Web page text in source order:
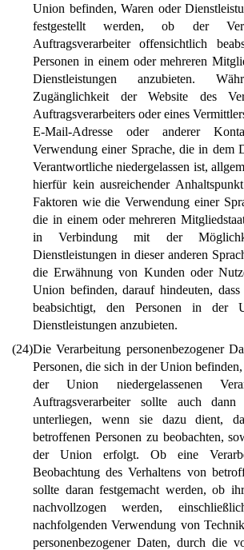
Union befinden, Waren oder
festgestellt werden, ob der
Auftragsverarbeiter offensichtlich
Personen in einem oder mehreren
Dienstleistungen anzubieten.
Zugänglichkeit der Website des
Auftragsverarbeiters oder eines
E-Mail-Adresse oder anderer
Verwendung einer Sprache, die in dem
Verantwortliche niedergelassen ist,
hierfür kein ausreichender
Faktoren wie die Verwendung einer
die in einem oder mehreren
in Verbindung mit der
Dienstleistungen in dieser anderen
die Erwähnung von Kunden oder
Union befinden, darauf hindeuten,
beabsichtigt, den Personen in der
Dienstleistungen anzubieten.
(24)Die Verarbeitung personenbezogener
Personen, die sich in der Union
der Union niedergelassenen
Auftragsverarbeiter sollte auch dann
unterliegen, wenn sie dazu dient,
betroffenen Personen zu beobachten,
der Union erfolgt. Ob eine
Beobachtung des Verhaltens von
sollte daran festgemacht werden, ob
nachvollzogen werden,
nachfolgenden Verwendung von
personenbezogener Daten, durch die